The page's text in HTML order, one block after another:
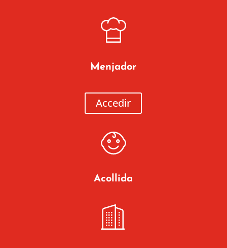
Menjador
Accedir
Acollida